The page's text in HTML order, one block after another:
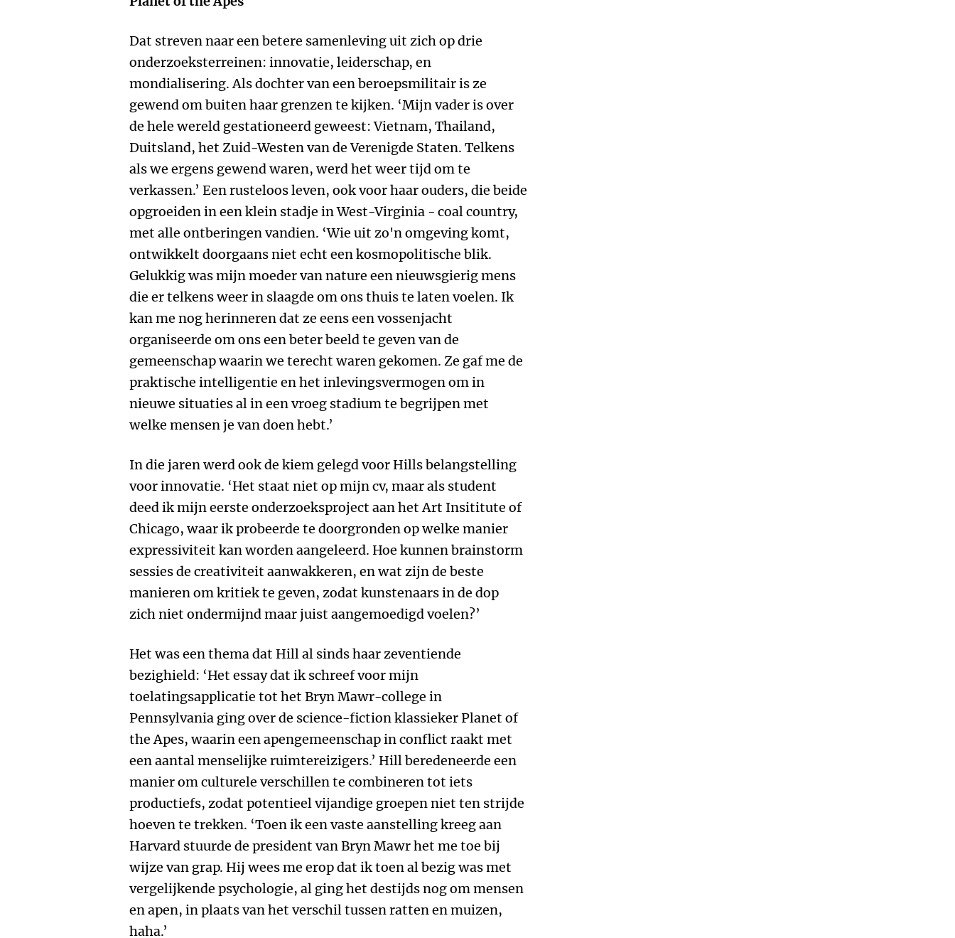
Dat streven naar een betere samenleving uit zich op drie
onderzoeksterreinen: innovatie, leiderschap, en
mondialisering. Als dochter van een beroepsmilitair is ze
gewend om buiten haar grenzen te kijken. ‘Mijn vader is over
de hele wereld gestationeerd geweest: Vietnam, Thailand,
Duitsland, het Zuid-Westen van de Verenigde Staten. Telkens
als we ergens gewend waren, werd het weer tijd om te
verkassen.’ Een rusteloos leven, ook voor haar ouders, die beide
opgroeiden in een klein stadje in West-Virginia - coal country,
met alle ontberingen vandien. ‘Wie uit zo'n omgeving komt,
ontwikkelt doorgaans niet echt een kosmopolitische blik.
Gelukkig was mijn moeder van nature een nieuwsgierig mens
die er telkens weer in slaagde om ons thuis te laten voelen. Ik
kan me nog herinneren dat ze eens een vossenjacht
organiseerde om ons een beter beeld te geven van de
gemeenschap waarin we terecht waren gekomen. Ze gaf me de
praktische intelligentie en het inlevingsvermogen om in
nieuwe situaties al in een vroeg stadium te begrijpen met
welke mensen je van doen hebt.’
In die jaren werd ook de kiem gelegd voor Hills belangstelling
voor innovatie. ‘Het staat niet op mijn cv, maar als student
deed ik mijn eerste onderzoeksproject aan het Art Insititute of
Chicago, waar ik probeerde te doorgronden op welke manier
expressiviteit kan worden aangeleerd. Hoe kunnen brainstorm
sessies de creativiteit aanwakkeren, en wat zijn de beste
manieren om kritiek te geven, zodat kunstenaars in de dop
zich niet ondermijnd maar juist aangemoedigd voelen?’
Het was een thema dat Hill al sinds haar zeventiende
bezighield: ‘Het essay dat ik schreef voor mijn
toelatingsapplicatie tot het Bryn Mawr-college in
Pennsylvania ging over de science-fiction klassieker Planet of
the Apes, waarin een apengemeenschap in conflict raakt met
een aantal menselijke ruimtereizigers.’ Hill beredeneerde een
manier om culturele verschillen te combineren tot iets
productiefs, zodat potentieel vijandige groepen niet ten strijde
hoeven te trekken. ‘Toen ik een vaste aanstelling kreeg aan
Harvard stuurde de president van Bryn Mawr het me toe bij
wijze van grap. Hij wees me erop dat ik toen al bezig was met
vergelijkende psychologie, al ging het destijds nog om mensen
en apen, in plaats van het verschil tussen ratten en muizen,
haha.’